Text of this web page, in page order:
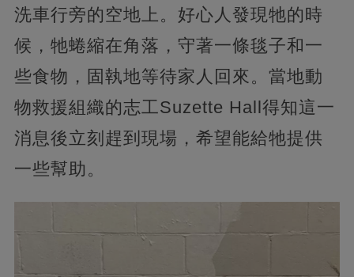
洗車行旁的空地上。好心人發現牠的時
候，牠蜷縮在角落，守著一條毯子和一
些食物，固執地等待家人回來。當地動
物救援組織的志工Suzette Hall得知這一
消息後立刻趕到現場，希望能給牠提供
一些幫助。